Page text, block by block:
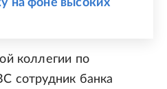
на фоне высоких
коллегии по
сотрудник банка